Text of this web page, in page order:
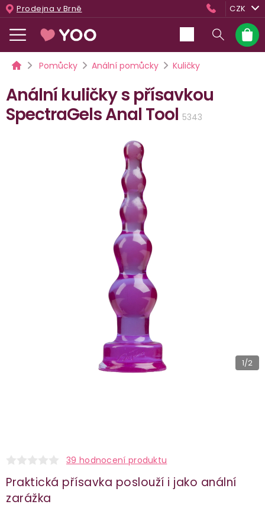
Přejít
na
obsah
Prodejna v Brně CZK
košík
DomůPomůcky Anální pomůcky Kuličky
Anální kuličky s přísavkou
SpectraGels Anal Tool 5343
1/2
39 hodnocení produktu
Praktická přísavka poslouží i jako anální
zarážka